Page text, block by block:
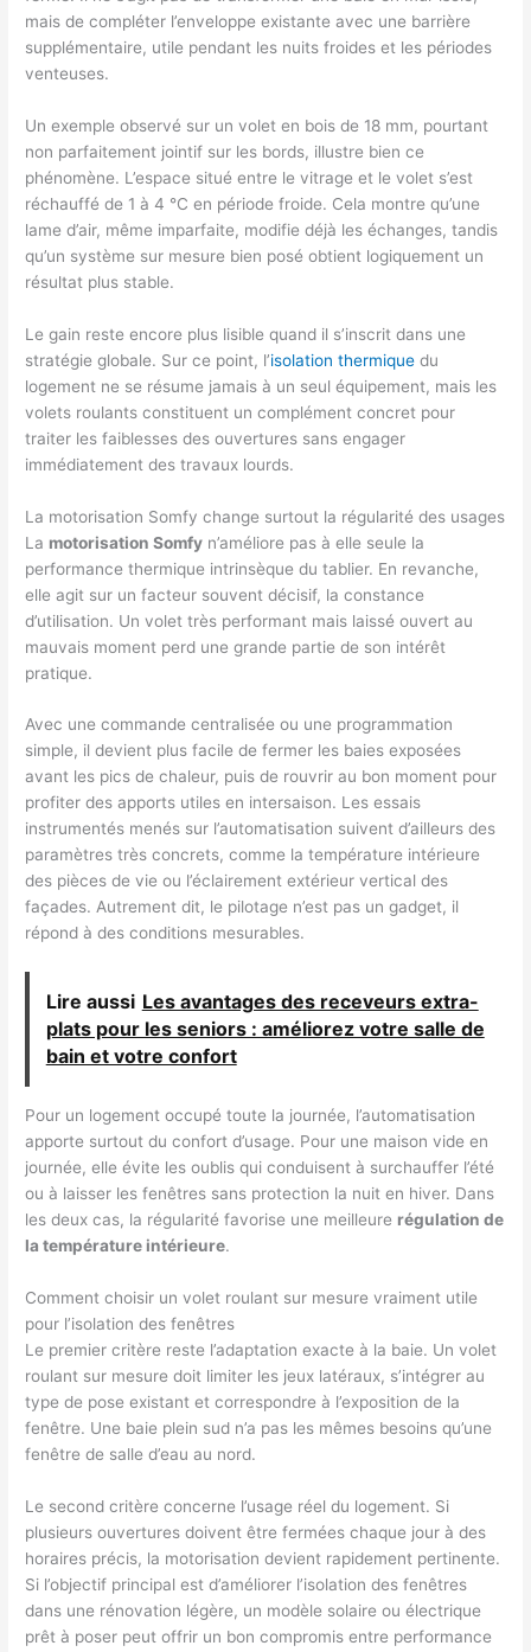
mais de compléter l’enveloppe existante avec une barrière
supplémentaire, utile pendant les nuits froides et les périodes
venteuses.
Un exemple observé sur un volet en bois de 18 mm, pourtant
non parfaitement jointif sur les bords, illustre bien ce
phénomène. L’espace situé entre le vitrage et le volet s’est
réchauffé de 1 à 4 °C en période froide. Cela montre qu’une
lame d’air, même imparfaite, modifie déjà les échanges, tandis
qu’un système sur mesure bien posé obtient logiquement un
résultat plus stable.
Le gain reste encore plus lisible quand il s’inscrit dans une
stratégie globale. Sur ce point, l’isolation thermique du
logement ne se résume jamais à un seul équipement, mais les
volets roulants constituent un complément concret pour
traiter les faiblesses des ouvertures sans engager
immédiatement des travaux lourds.
La motorisation Somfy change surtout la régularité des usages
La motorisation Somfy n’améliore pas à elle seule la
performance thermique intrinsèque du tablier. En revanche,
elle agit sur un facteur souvent décisif, la constance
d’utilisation. Un volet très performant mais laissé ouvert au
mauvais moment perd une grande partie de son intérêt
pratique.
Avec une commande centralisée ou une programmation
simple, il devient plus facile de fermer les baies exposées
avant les pics de chaleur, puis de rouvrir au bon moment pour
profiter des apports utiles en intersaison. Les essais
instrumentés menés sur l’automatisation suivent d’ailleurs des
paramètres très concrets, comme la température intérieure
des pièces de vie ou l’éclairement extérieur vertical des
façades. Autrement dit, le pilotage n’est pas un gadget, il
répond à des conditions mesurables.
Lire aussi Les avantages des receveurs extra-
plats pour les seniors : améliorez votre salle de
bain et votre confort
Pour un logement occupé toute la journée, l’automatisation
apporte surtout du confort d’usage. Pour une maison vide en
journée, elle évite les oublis qui conduisent à surchauffer l’été
ou à laisser les fenêtres sans protection la nuit en hiver. Dans
les deux cas, la régularité favorise une meilleure régulation de
la température intérieure.
Comment choisir un volet roulant sur mesure vraiment utile
pour l’isolation des fenêtres
Le premier critère reste l’adaptation exacte à la baie. Un volet
roulant sur mesure doit limiter les jeux latéraux, s’intégrer au
type de pose existant et correspondre à l’exposition de la
fenêtre. Une baie plein sud n’a pas les mêmes besoins qu’une
fenêtre de salle d’eau au nord.
Le second critère concerne l’usage réel du logement. Si
plusieurs ouvertures doivent être fermées chaque jour à des
horaires précis, la motorisation devient rapidement pertinente.
Si l’objectif principal est d’améliorer l’isolation des fenêtres
dans une rénovation légère, un modèle solaire ou électrique
prêt à poser peut offrir un bon compromis entre performance